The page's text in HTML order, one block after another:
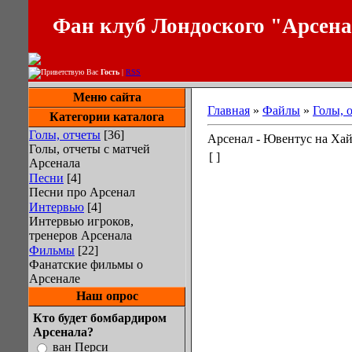
Фан клуб Лондоского
Приветствую Вас Гость | RSS
Меню сайта
Категории каталога
Голы, отчеты [36]
Голы, отчеты с матчей
Арсенала
Песни [4]
Песни про Арсенал
Интервью [4]
Интервью игроков,
тренеров Арсенала
Фильмы [22]
Фанатские фильмы о
Арсенале
Наш опрос
Кто будет бомбардиром
Арсенала?
ван Перси
Главная » Файлы » Голы,
Арсенал - Ювентус на
[ ]